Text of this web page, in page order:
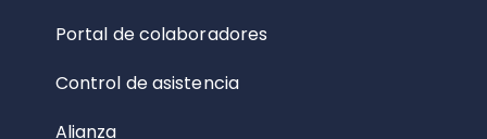
Portal de colaboradores
Control de asistencia
Alianza